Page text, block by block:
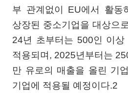
부 관계없이 EU에서 활동
상장된 중소기업을 대상으
24년 초부터는 500인 이상
적용되며, 2025년부터는
만 유로의 매출을 올린 기
기업에 적용될 예정이다.2